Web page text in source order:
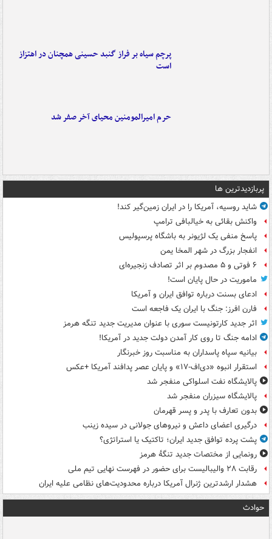
پرچم سیاه بر فراز گنبد حسینی همچنان در اهتزاز
است
حرم امیرالمومنین محیای آخر صفر شد
پربازدیدترین ها
شاید روسیه، آمریکا را در ایران زمین‌گیر کند!
واکنش بقائی به خیالبافی ترامپ
پاسخ منفی یک لژیونر به باشگاه پرسپولیس
انفجار بزرگ در شهر المخا یمن
۶ فوتی و ۵ مصدوم بر اثر تصادف زنجیره‌ای
ماموریت در حال پایان است!
ادعای بسنت درباره توافق ایران و آمریکا
فارن افرز: جنگ با ایران یک فاجعه است
اثر جدید کارتونیست سوری با عنوان مدیریت جدید تنگه هرمز
ادامه جنگ تا روی کار آمدن دولت جدید در آمریکا!
بیانیه سپاه پاسداران به مناسبت روز خبرنگار
استقرار انبوه «دی‌اف‑۱۷» و پایان عصر پدافند آمریکا +عکس
پالایشگاه نفت اسلواکی منفجر شد
پالایشگاه سیزران منفجر شد
بدون تعارف با پدر و پسر قهرمان
درگیری اعضای داعش و نیروهای جولانی در سیده زینب
پشت پرده توافق جدید ایران؛ تاکتیک یا استراتژی؟
رونمایی از مختصات جدید تنگۀ هرمز
رقابت ۲۸ والیبالیست برای حضور در فهرست نهایی تیم ملی
هشدار ارشدترین ژنرال آمریکا درباره محدودیت‌های نظامی علیه ایران
حوادث